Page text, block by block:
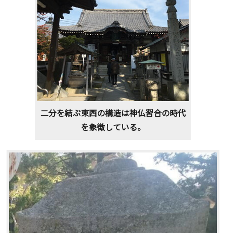
二分を結ぶ東西の構造は神仏習合の時代
を象徴している。